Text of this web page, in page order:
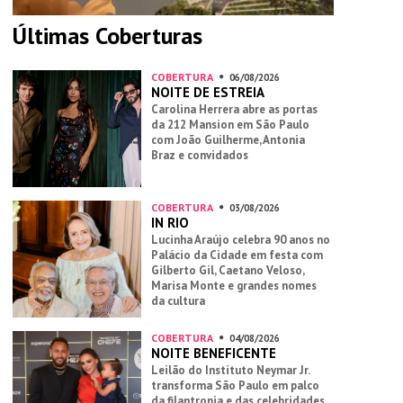
Últimas Coberturas
COBERTURA 06/08/2026
NOITE DE ESTREIA
Carolina Herrera abre as portas
da 212 Mansion em São Paulo
com João Guilherme, Antonia
Braz e convidados
COBERTURA 03/08/2026
IN RIO
Lucinha Araújo celebra 90 anos no
Palácio da Cidade em festa com
Gilberto Gil, Caetano Veloso,
Marisa Monte e grandes nomes
da cultura
COBERTURA 04/08/2026
NOITE BENEFICENTE
Leilão do Instituto Neymar Jr.
transforma São Paulo em palco